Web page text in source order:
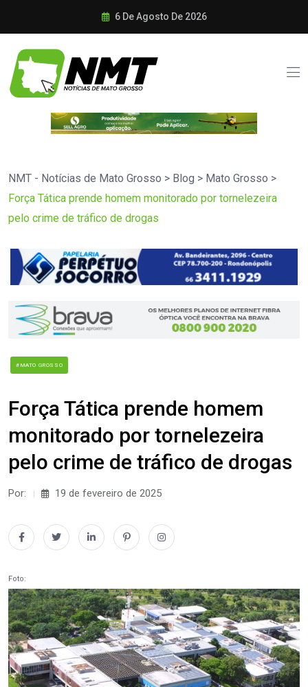
6 De Agosto De 2026
NMT - Notícias de Mato Grosso > Blog > Mato Grosso >
Força Tática prende homem monitorado por tornelezeira
pelo crime de tráfico de drogas
#MATO GROSSO
Força Tática prende homem
monitorado por tornelezeira
pelo crime de tráfico de drogas
Por: 19 de fevereiro de 2025
Foto: